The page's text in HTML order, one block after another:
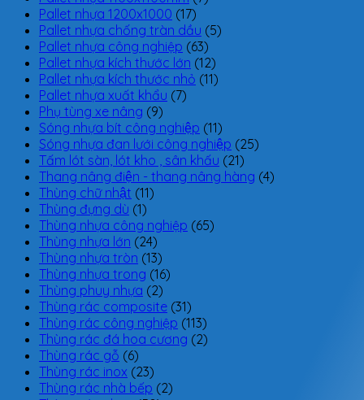
Pallet nhựa 1200x1000 (17)
Pallet nhựa chống tràn dầu (5)
Pallet nhựa công nghiệp (63)
Pallet nhựa kích thước lớn (12)
Pallet nhựa kích thước nhỏ (11)
Pallet nhựa xuất khẩu (7)
Phụ tùng xe nâng (9)
Sóng nhựa bít công nghiệp (11)
Sóng nhựa đan lưới công nghiệp (25)
Tấm lót sàn, lót kho , sân khấu (21)
Thang nâng điện - thang nâng hàng (4)
Thùng chữ nhật (11)
Thùng đựng dù (1)
Thùng nhựa công nghiệp (65)
Thùng nhựa lớn (24)
Thùng nhựa tròn (13)
Thùng nhựa trong (16)
Thùng phuy nhựa (2)
Thùng rác composite (31)
Thùng rác công nghiệp (113)
Thùng rác đá hoa cương (2)
Thùng rác gỗ (6)
Thùng rác inox (23)
Thùng rác nhà bếp (2)